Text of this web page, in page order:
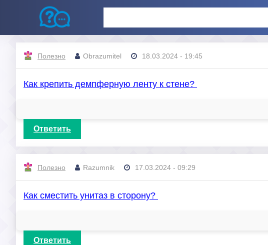
Полезно Obrazumitel 18.03.2024 - 19:45
Как крепить демпферную ленту к стене?
Ответить
Полезно Razumnik 17.03.2024 - 09:29
Как сместить унитаз в сторону?
Ответить